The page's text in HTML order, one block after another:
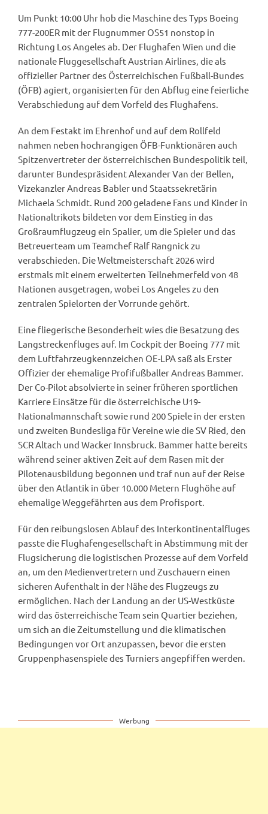
Um Punkt 10:00 Uhr hob die Maschine des Typs Boeing
777-200ER mit der Flugnummer OS51 nonstop in
Richtung Los Angeles ab. Der Flughafen Wien und die
nationale Fluggesellschaft Austrian Airlines, die als
offizieller Partner des Österreichischen Fußball-Bundes
(ÖFB) agiert, organisierten für den Abflug eine feierliche
Verabschiedung auf dem Vorfeld des Flughafens.
An dem Festakt im Ehrenhof und auf dem Rollfeld
nahmen neben hochrangigen ÖFB-Funktionären auch
Spitzenvertreter der österreichischen Bundespolitik teil,
darunter Bundespräsident Alexander Van der Bellen,
Vizekanzler Andreas Babler und Staatssekretärin
Michaela Schmidt. Rund 200 geladene Fans und Kinder in
Nationaltrikots bildeten vor dem Einstieg in das
Großraumflugzeug ein Spalier, um die Spieler und das
Betreuerteam um Teamchef Ralf Rangnick zu
verabschieden. Die Weltmeisterschaft 2026 wird
erstmals mit einem erweiterten Teilnehmerfeld von 48
Nationen ausgetragen, wobei Los Angeles zu den
zentralen Spielorten der Vorrunde gehört.
Eine fliegerische Besonderheit wies die Besatzung des
Langstreckenfluges auf. Im Cockpit der Boeing 777 mit
dem Luftfahrzeugkennzeichen OE-LPA saß als Erster
Offizier der ehemalige Profifußballer Andreas Bammer.
Der Co-Pilot absolvierte in seiner früheren sportlichen
Karriere Einsätze für die österreichische U19-
Nationalmannschaft sowie rund 200 Spiele in der ersten
und zweiten Bundesliga für Vereine wie die SV Ried, den
SCR Altach und Wacker Innsbruck. Bammer hatte bereits
während seiner aktiven Zeit auf dem Rasen mit der
Pilotenausbildung begonnen und traf nun auf der Reise
über den Atlantik in über 10.000 Metern Flughöhe auf
ehemalige Weggefährten aus dem Profisport.
Für den reibungslosen Ablauf des Interkontinentalfluges
passte die Flughafengesellschaft in Abstimmung mit der
Flugsicherung die logistischen Prozesse auf dem Vorfeld
an, um den Medienvertretern und Zuschauern einen
sicheren Aufenthalt in der Nähe des Flugzeugs zu
ermöglichen. Nach der Landung an der US-Westküste
wird das österreichische Team sein Quartier beziehen,
um sich an die Zeitumstellung und die klimatischen
Bedingungen vor Ort anzupassen, bevor die ersten
Gruppenphasenspiele des Turniers angepfiffen werden.
Werbung